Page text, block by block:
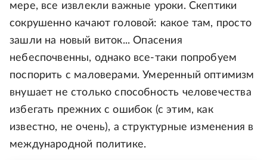
мере, все извлекли важные уроки. Скептики
сокрушенно качают головой: какое там, просто
зашли на новый виток... Опасения
небеспочвенны, однако все-таки попробуем
поспорить с маловерами. Умеренный оптимизм
внушает не столько способность человечества
избегать прежних с ошибок (с этим, как
известно, не очень), а структурные изменения в
международной политике.